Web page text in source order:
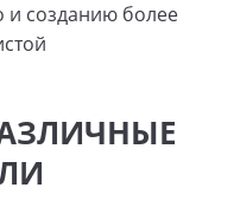
и созданию более